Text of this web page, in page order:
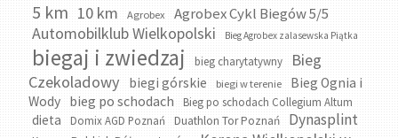
5 km 10 km Agrobex Agrobex Cykl Biegów 5/5
Automobilklub Wielkopolski Bieg Agrobex zalasewska Piątka
biegaj i zwiedzaj bieg charytatywny
Bieg
Czekoladowy
biegi górskie biegi w terenie
Bieg Ognia i
Wody bieg po schodach Bieg po schodach Collegium Altum
dieta Domix AGD Poznań Duathlon Tor Poznań Dynasplint